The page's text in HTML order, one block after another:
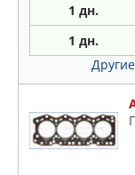
1 дн.
1 дн.